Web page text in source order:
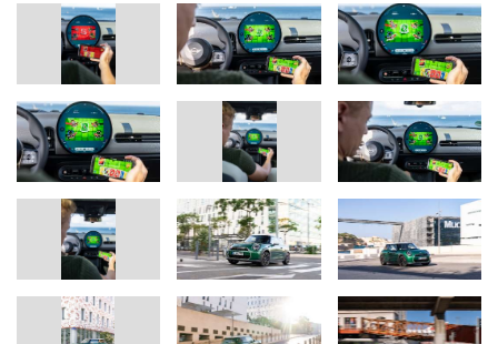
kombiniert werden und ermöglichen so die Möglichkeiten der
individuellen Charakteristik.
Der 115 kW/156 PS starke Dreizylinder-Motor des MINI Cooper C
(Kraftstoffverbrauch kombiniert: 6,2 l/100 km; CO 2-Emissionen
kombiniert: 140 g/km gemäß WLTP) erreicht ein Drehmoment von
230 Nm und beschleunigt das Fahrzeug in 7,7 Sekunden aus dem
Stand auf 100 km/h. Das präzise abgestimmte Federungs- und
Dämpfungssystem garantiert dem britischen Premium-
Kleinwagen ein agiles Handling – egal ob im Stadtverkehr oder
auf geschwungenen Landstraßen. Dabei sorgen kraftvolle
Bremsen und die direkte Lenkung gleichermaßen für Sicherheit,
Komfort und Fahrspaß.